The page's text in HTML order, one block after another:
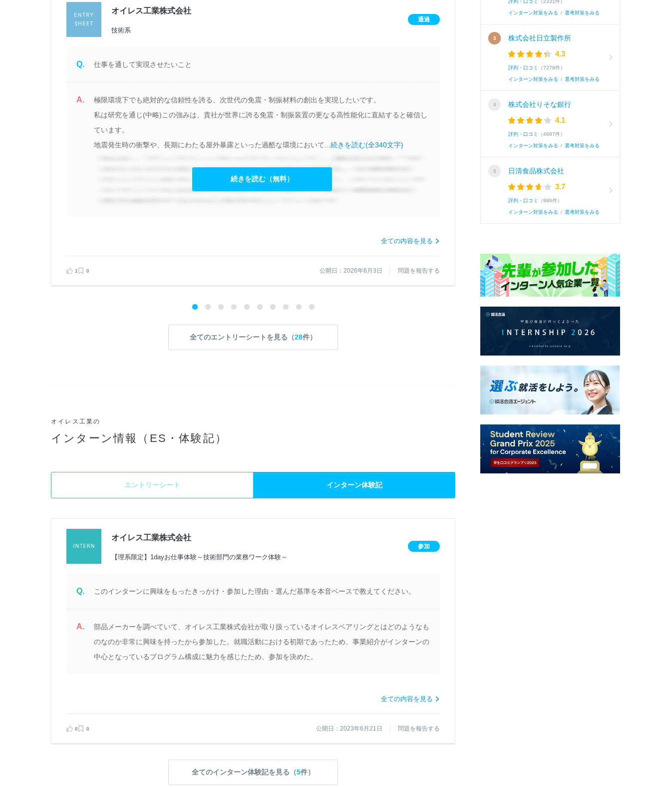
オイレス工業株式会社
技術系
通過
Q. 仕事を通して実現させたいこと
A.
極限環境下でも絶対的な信頼性を誇る、次世代の免震・制振材料の創出を実現したいです。
私は研究を通じ(中略)この強みは、貴社が世界に誇る免震・制振装置の更なる高性能化に直結すると確信し
ています。
地震発生時の衝撃や、長期にわたる屋外暴露といった過酷な環境において... 続きを読む(全340文字)
続きを読む（無料）
全ての内容を見る
1 0 公開日：2026年6月3日 問題を報告する
オイレス工業株式会社
Q. 仕事を通して実現させたいこと。400字
私が実現させたいことは2つある。
からである。貴社は、免制震事業でこれ...
0 0
全てのエントリーシートを見る（28件）
オイレス工業の
インターン情報（ES・体験記）
エントリーシート インターン体験記
オイレス工業株式会社
【理系限定】1dayお仕事体験～技術部門の業務ワーク体験～
参加
Q. このインターンに興味をもったきっかけ・参加した理由・選んだ基準を本音ベースで教えてください。
A.
部品メーカーを調べていて、オイレス工業株式会社が取り扱っているオイレスベアリングとはどのようなも
のなのか非常に興味を持ったから参加した。就職活動における初期であったため、事業紹介がインターンの
中心となっているプログラム構成に魅力を感じたため、参加を決めた。
全ての内容を見る
0 0 公開日：2023年6月21日 問題を報告する
全てのインターン体験記を見る（5件）
評判・口コミ （2331件）
インターン対策をみる / 選考対策をみる
株式会社日立製作所
4.3
評判・口コミ （7279件）
インターン対策をみる / 選考対策をみる
株式会社りそな銀行
4.1
評判・口コミ （4697件）
インターン対策をみる / 選考対策をみる
日清食品株式会社
3.7
評判・口コミ （986件）
インターン対策をみる / 選考対策をみる